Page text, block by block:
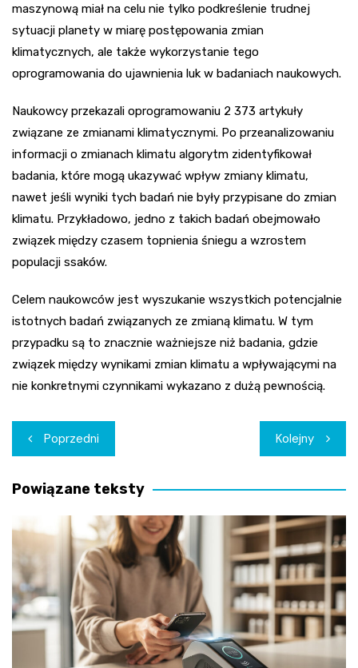
maszynową miał na celu nie tylko podkreślenie trudnej
sytuacji planety w miarę postępowania zmian
klimatycznych, ale także wykorzystanie tego
oprogramowania do ujawnienia luk w badaniach naukowych.
Naukowcy przekazali oprogramowaniu 2 373 artykuły
związane ze zmianami klimatycznymi. Po przeanalizowaniu
informacji o zmianach klimatu algorytm zidentyfikował
badania, które mogą ukazywać wpływ zmiany klimatu,
nawet jeśli wyniki tych badań nie były przypisane do zmian
klimatu. Przykładowo, jedno z takich badań obejmowało
związek między czasem topnienia śniegu a wzrostem
populacji ssaków.
Celem naukowców jest wyszukanie wszystkich potencjalnie
istotnych badań związanych ze zmianą klimatu. W tym
przypadku są to znacznie ważniejsze niż badania, gdzie
związek między wynikami zmian klimatu a wpływającymi na
nie konkretnymi czynnikami wykazano z dużą pewnością.
Nawigacja
wpisu
Poprzedni Kolejny
Powiązane teksty